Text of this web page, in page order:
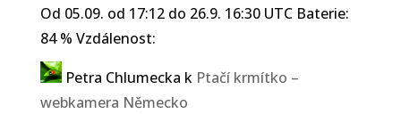
Od 05.09. od 17:12 do 26.9. 16:30 UTC Baterie:
84 % Vzdálenost:
Petra Chlumecka k Ptačí krmítko –
webkamera Německo